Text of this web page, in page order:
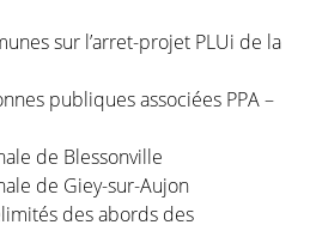
sur l’arret-projet PLUi de la
publiques associées PPA –
de Blessonville
de Giey-sur-Aujon
des abords des